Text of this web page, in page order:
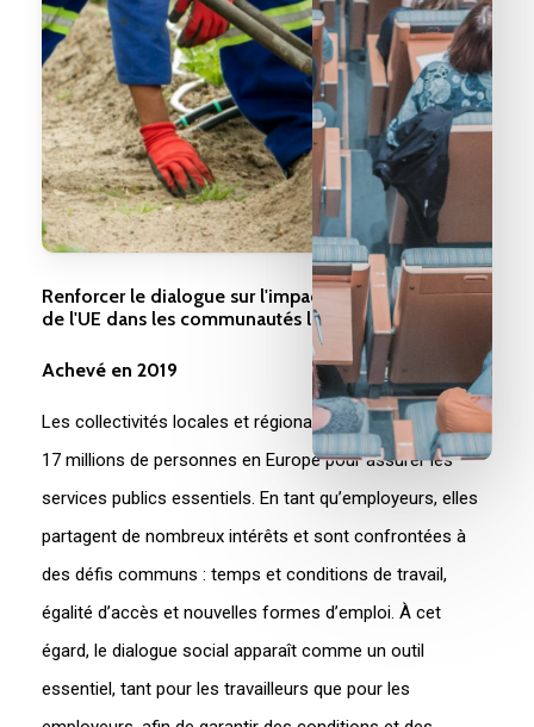
Renforcer le dialogue sur l'impact des financements
de l'UE dans les communautés locales et régionales
Achevé en 2019
Les collectivités locales et régionales emploient plus de
17 millions de personnes en Europe pour assurer les
services publics essentiels. En tant qu’employeurs, elles
partagent de nombreux intérêts et sont confrontées à
des défis communs : temps et conditions de travail,
égalité d’accès et nouvelles formes d’emploi. À cet
égard, le dialogue social apparaît comme un outil
essentiel, tant pour les travailleurs que pour les